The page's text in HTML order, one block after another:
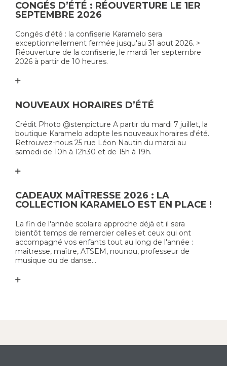
CONGÉS D’ÉTÉ : RÉOUVERTURE LE 1ER
SEPTEMBRE 2026
Congés d'été : la confiserie Karamelo sera
exceptionnellement fermée jusqu'au 31 aout 2026. >
Réouverture de la confiserie, le mardi 1er septembre
2026 à partir de 10 heures.
NOUVEAUX HORAIRES D’ÉTÉ
Crédit Photo @stenpicture A partir du mardi 7 juillet, la
boutique Karamelo adopte les nouveaux horaires d'été.
Retrouvez-nous 25 rue Léon Nautin du mardi au
samedi de 10h à 12h30 et de 15h à 19h.
CADEAUX MAÎTRESSE 2026 : LA
COLLECTION KARAMELO EST EN PLACE !
La fin de l'année scolaire approche déjà et il sera
bientôt temps de remercier celles et ceux qui ont
accompagné vos enfants tout au long de l'année :
maîtresse, maître, ATSEM, nounou, professeur de
musique ou de danse...